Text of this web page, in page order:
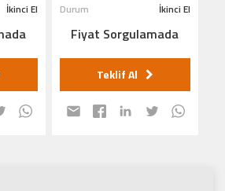
İkinci El
Durum
İkinci El
Fiyat Sorgulamada
Teklif Al